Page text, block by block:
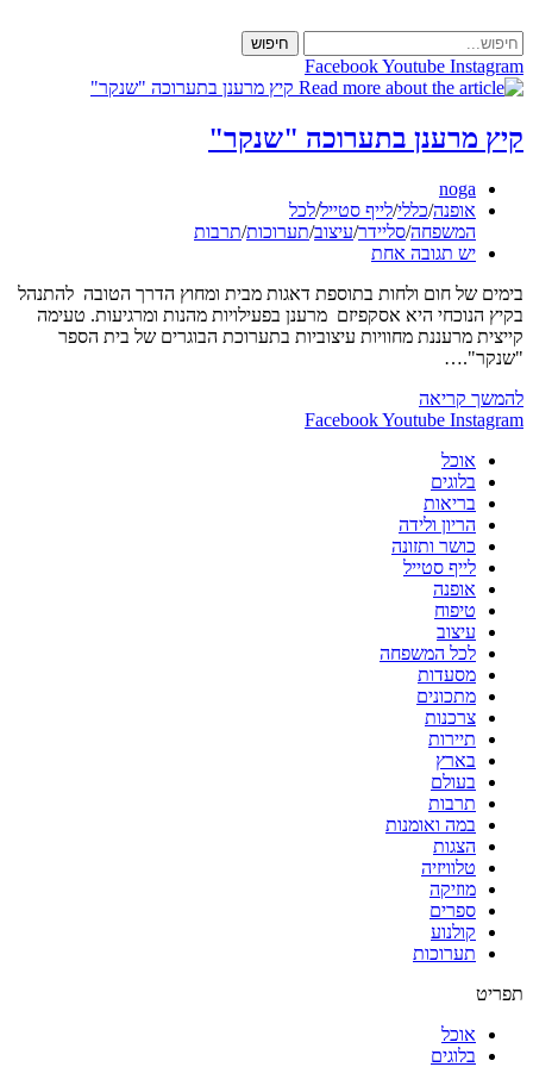
to
content
חיפוש
FacebookYoutube Instagram
קיץ מרענן בתערוכה "שנקר"
מחבר:
noga
קטגוריה:
אופנה/כללי/לייף סטייל/לכל
המשפחה/סליידר/עיצוב/תערוכות/תרבות
תגובות:
יש תגובה אחת
בימים של חום ולחות בתוספת דאגות מבית ומחוץ הדרך הטובה להתנהל
בקיץ הנוכחי היא אסקפיזם מרענן בפעילויות מהנות ומרגיעות. טעימה
קייצית מרעננת מחוויות עיצוביות בתערוכת הבוגרים של בית הספר
"שנקר".…
להמשך קריאהקיץ
מרענןFacebookYoutube Instagram
אוכל
בלוגים
בריאות
הריון ולידה
כושר ותזונה
לייף סטייל
אופנה
טיפוח
עיצוב
לכל המשפחה
מסעדות
מתכונים
צרכנות
תיירות
בארץ
בעולם
תרבות
במה ואומנות
הצגות
טלוויזיה
מוזיקה
ספרים
קולנוע
תערוכות
תפריט
אוכל
בלוגים